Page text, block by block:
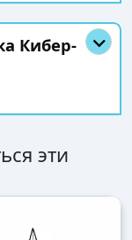
Кибер-
эти